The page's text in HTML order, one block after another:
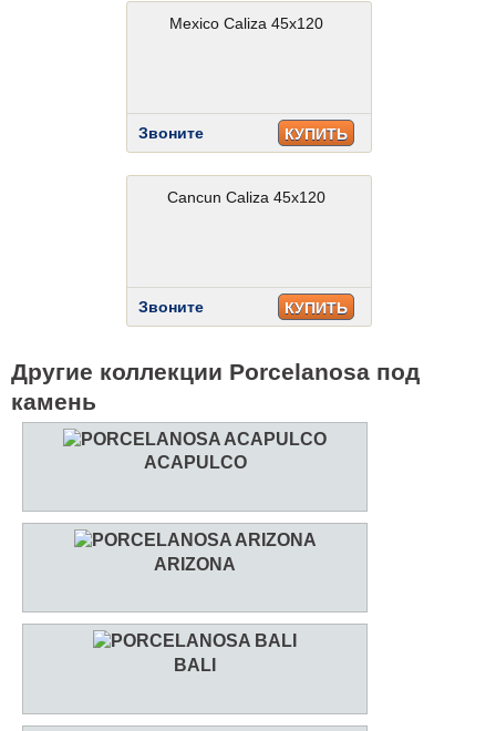
Mexico Caliza 45x120
Звоните КУПИТЬ
Cancun Caliza 45x120
Звоните КУПИТЬ
Другие коллекции Porcelanosa под
камень
ACAPULCO
ARIZONA
BALI